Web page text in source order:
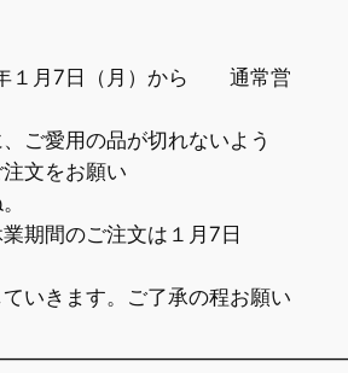
7日（月）から 通常営
愛用の品が切れないよう
文をお願い
間のご注文は１月7日
きます。ご了承の程お願い